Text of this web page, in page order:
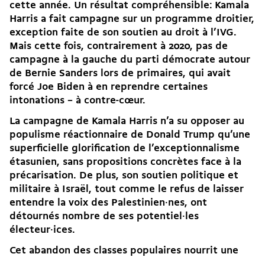
cette année. Un résultat compréhensible: Kamala
Harris a fait campagne sur un programme droitier,
exception faite de son soutien au droit à l’IVG.
Mais cette fois, contrairement à 2020, pas de
campagne à la gauche du parti démocrate autour
de Bernie Sanders lors de primaires, qui avait
forcé Joe Biden à en reprendre certaines
intonations – à contre-cœur.
La campagne de Kamala Harris n’a su opposer au
populisme réactionnaire de Donald Trump qu’une
superficielle glorification de l’exceptionnalisme
étasunien, sans propositions concrètes face à la
précarisation. De plus, son soutien politique et
militaire à Israël, tout comme le refus de laisser
entendre la voix des Palestinien·nes, ont
détournés nombre de ses potentiel·les
électeur·ices.
Cet abandon des classes populaires nourrit une